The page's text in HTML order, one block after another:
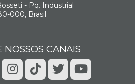
- Pq. Industrial
000, Brasil
NOSSOS CANAIS